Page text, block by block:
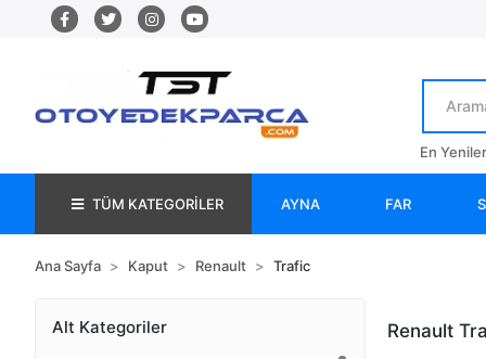
En Yeniler
TÜM KATEGORİLER AYNA FAR
Ana Sayfa Kaput Renault Trafic
Alt Kategoriler Renault